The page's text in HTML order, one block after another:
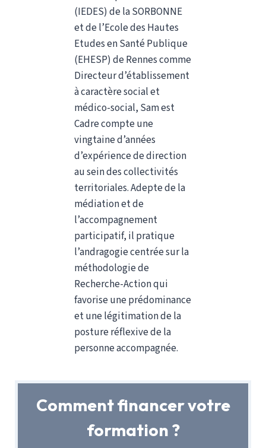
Comment décrire une expérience (cadre de
l’intervention, environnement institutionnel de
la structure, position dans la structure) ?
Comment décrire une situation de travail ?
Travail collectif sur la description de situations de
Travail sur la description d’une expérience
(présentation du cadre, description des situations de
travail en lien avec les fonctions, analyse globale de
Évaluation de l’intervention, compétences mises en
œuvre, degré d’autonomie et initiative…
(IEDES) de la SORBONNE
et de l’Ecole des Hautes
Etudes en Santé Publique
(EHESP) de Rennes comme
Directeur d’établissement
à caractère social et
médico-social, Sam est
Cadre compte une
vingtaine d’années
d’expérience de direction
au sein des collectivités
territoriales. Adepte de la
médiation et de
l’accompagnement
participatif, il pratique
l’andragogie centrée sur la
méthodologie de
Recherche-Action qui
favorise une prédominance
et une légitimation de la
posture réflexive de la
personne accompagnée.
Comment financer votre
formation ?